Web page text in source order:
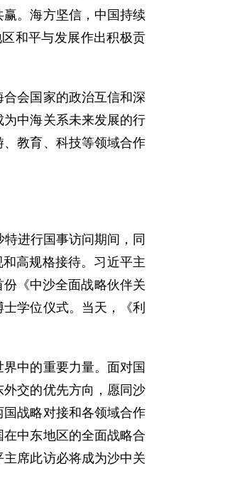
。海方坚信，中国持续
和平与发展作出积极贡
会国家的政治互信和深
中海关系未来发展的行
教育、科技等领域合作
进行国事访问期间，同
高规格接待。习近平主
《中沙全面战略伙伴关
学位仪式。当天，《利
中的重要力量。面对国
交的优先方向，愿同沙
战略对接和各领域合作
中东地区的全面战略合
席此访必将成为沙中关